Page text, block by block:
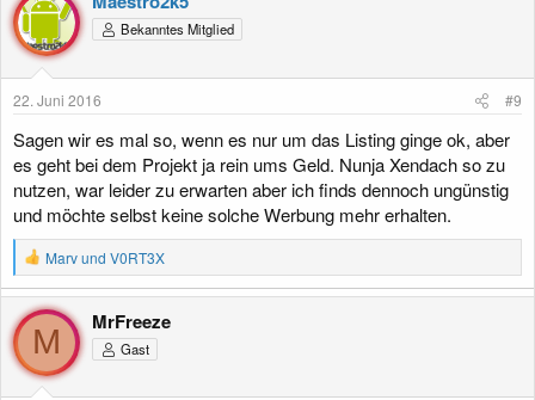
Bekanntes Mitglied
22. Juni 2016 #9
Sagen wir es mal so, wenn es nur um das Listing ginge ok, aber
es geht bei dem Projekt ja rein ums Geld. Nunja Xendach so zu
nutzen, war leider zu erwarten aber ich finds dennoch ungünstig
und möchte selbst keine solche Werbung mehr erhalten.
R
e
a
k
i
o
n
Marvund V0RT3X
M
MrFreeze
Gast